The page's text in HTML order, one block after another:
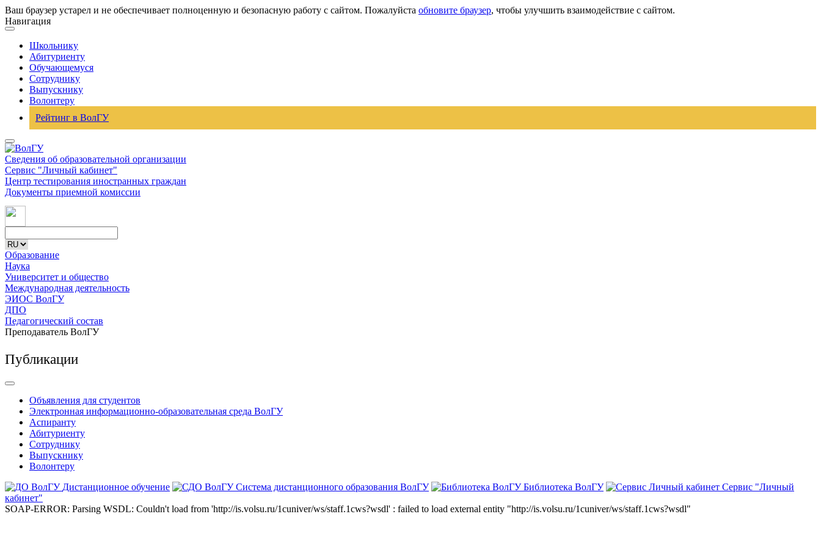
Ваш браузер устарел и не обеспечивает полноценную и безопасную работу с сайтом. Пожалуйста обновите браузер, чтобы улучшить взаимодействие с сайтом.
Навигация
Школьнику
Абитуриенту
Обучающемуся
Сотруднику
Выпускнику
Волонтеру
Рейтинг в ВолГУ
Сведения об образовательной организации
Сервис "Личный кабинет"
Центр тестирования иностранных граждан
Документы приемной комиссии
Образование
Наука
Университет и общество
Международная деятельность
ЭИОС ВолГУ
ДПО
Педагогический состав
Преподаватель ВолГУ
Публикации
Объявления для студентов
Электронная информационно-образовательная среда ВолГУ
Аспиранту
Абитуриенту
Сотруднику
Выпускнику
Волонтеру
Дистанционное обучение
Система дистанционного образования ВолГУ Библиотека ВолГУ
Сервис "Личный
кабинет"
SOAP-ERROR: Parsing WSDL: Couldn't load from 'http://is.volsu.ru/1cuniver/ws/staff.1cws?wsdl' : failed to load external entity "http://is.volsu.ru/1cuniver/ws/staff.1cws?wsdl"